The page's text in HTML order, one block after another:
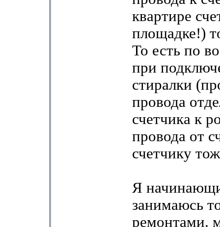
квартире
площадке!)
То есть по
при
стиралки
провода
счетчика к
провода от
счетчику
Я
занимаюсь
ремонтами.